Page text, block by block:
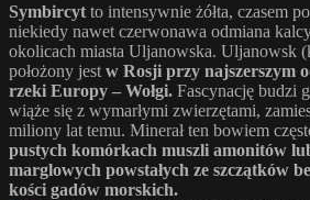
Symbircyt to intensywnie żółta, czasem
niekiedy nawet czerwonawa odmiana
okolicach miasta Uljanowska. Uljanowsk
położony jest w Rosji przy najszerszym
rzeki Europy – Wołgi. Fascynację budzi
wiąże się z wymarłymi zwierzętami,
miliony lat temu. Minerał ten bowiem
pustych komórkach muszli amonitów
marglowych powstałych ze szczątków
kości gadów morskich.